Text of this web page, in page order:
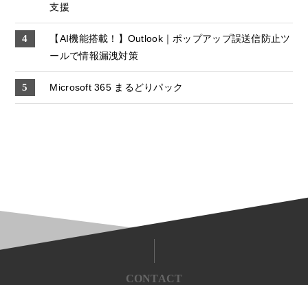
支援
【AI機能搭載！】Outlook｜ポップアップ誤送信防止ツ
ールで情報漏洩対策
Microsoft 365 まるどりパック
CONTACT